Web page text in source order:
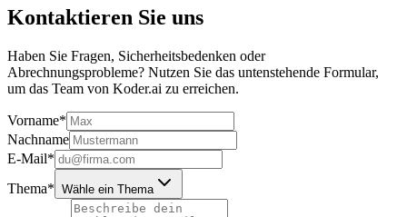
Kontaktieren Sie uns
Haben Sie Fragen, Sicherheitsbedenken oder
Abrechnungsprobleme? Nutzen Sie das untenstehende Formular,
um das Team von Koder.ai zu erreichen.
Vorname*
Nachname
E‑Mail*
Thema* Wähle ein Thema